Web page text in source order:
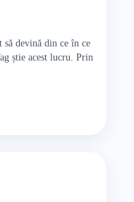
devină din ce în ce
știe acest lucru. Prin